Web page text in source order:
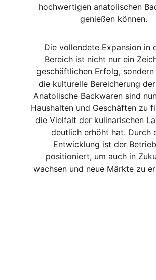
hochwertigen anatolischen
genießen können.
Die vollendete Expansion in
Bereich ist nicht nur ein
geschäftlichen Erfolg,
die kulturelle Bereicherung
Anatolische Backwaren sind
Haushalten und Geschäften zu
die Vielfalt der kulinarischen
deutlich erhöht hat. Durch
Entwicklung ist der
positioniert, um auch in
wachsen und neue Märkte zu